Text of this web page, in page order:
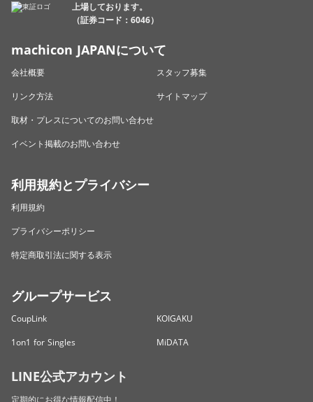
上場しております。
（証券コード：6046）
machicon JAPANについて
会社概要
スタッフ募集
リンク方法
サイトマップ
取材・プレスについてのお問い合わせ
イベント掲載のお問い合わせ
利用規約とプライバシー
利用規約
プライバシーポリシー
特定商取引法に関する表示
グループサービス
CoupLink
KOIGAKU
1on1 for Singles
MiDATA
LINE公式アカウント
定期的にお得な情報配信中！